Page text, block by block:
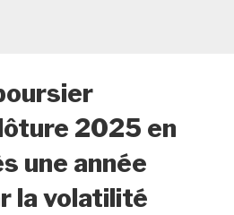
2025 en
une année
la volatilité